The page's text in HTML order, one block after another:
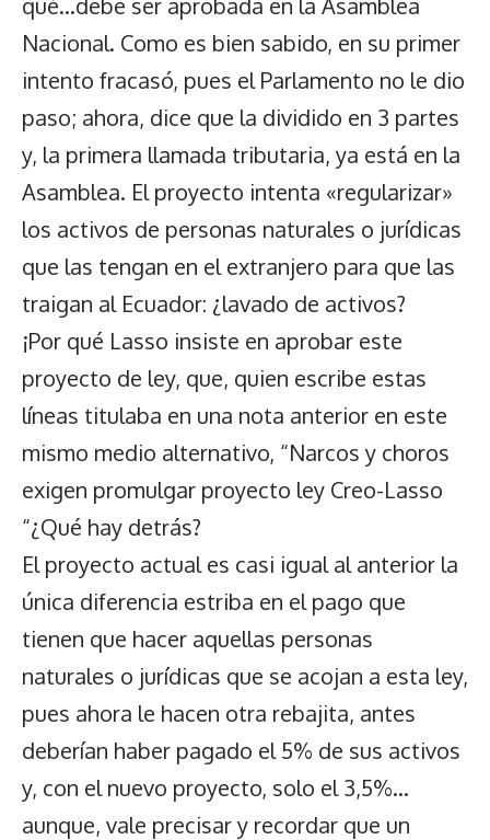
Nacional. Como es bien sabido, en su primer
intento fracasó, pues el Parlamento no le dio
paso; ahora, dice que la dividido en 3 partes
y, la primera llamada tributaria, ya está en la
Asamblea. El proyecto intenta «regularizar»
los activos de personas naturales o jurídicas
que las tengan en el extranjero para que las
traigan al Ecuador: ¿lavado de activos?
¡Por qué Lasso insiste en aprobar este
proyecto de ley, que, quien escribe estas
líneas titulaba en una nota anterior en este
mismo medio alternativo, “Narcos y choros
exigen promulgar proyecto ley Creo-Lasso
“¿Qué hay detrás?
El proyecto actual es casi igual al anterior la
única diferencia estriba en el pago que
tienen que hacer aquellas personas
naturales o jurídicas que se acojan a esta ley,
pues ahora le hacen otra rebajita, antes
deberían haber pagado el 5% de sus activos
y, con el nuevo proyecto, solo el 3,5%…
aunque, vale precisar y recordar que un